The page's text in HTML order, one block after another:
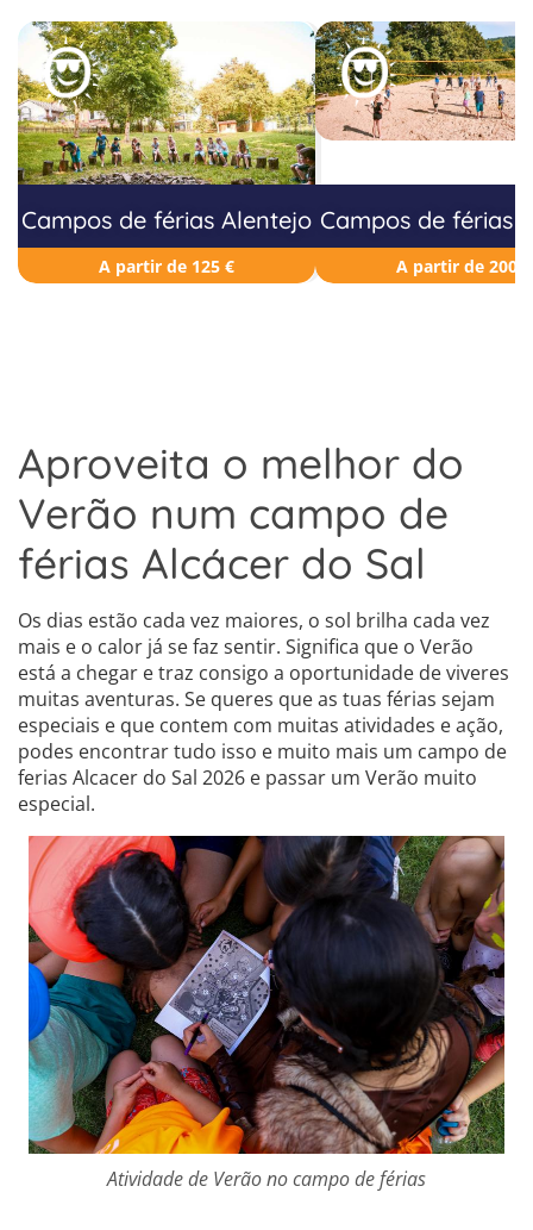
Campos de férias Alentejo
A partir de 125 €
Campos de férias
A partir de 200 €
Aproveita o melhor do
Verão num campo de
férias Alcácer do Sal
Os dias estão cada vez maiores, o sol brilha cada vez
mais e o calor já se faz sentir. Significa que o Verão
está a chegar e traz consigo a oportunidade de viveres
muitas aventuras. Se queres que as tuas férias sejam
especiais e que contem com muitas atividades e ação,
podes encontrar tudo isso e muito mais um campo de
ferias Alcacer do Sal 2026 e passar um Verão muito
especial.
Atividade de Verão no campo de férias